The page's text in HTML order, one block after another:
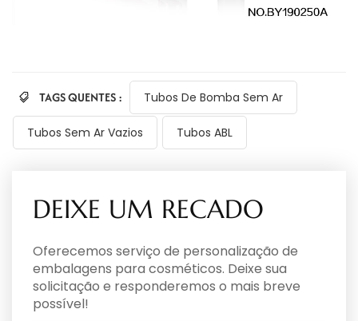
TAGS QUENTES : Tubos De Bomba Sem Ar
Tubos Sem Ar Vazios Tubos ABL
DEIXE UM RECADO
Oferecemos serviço de personalização de
embalagens para cosméticos. Deixe sua
solicitação e responderemos o mais breve
possível!